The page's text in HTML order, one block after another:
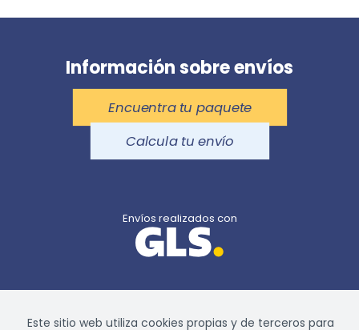
Información sobre envíos
Encuentra tu paquete
Calcula tu envío
Envíos realizados con
Agencia de GLS Spain 391 de Santander ·900 26 46 74
Este sitio web utiliza cookies propias y de terceros para